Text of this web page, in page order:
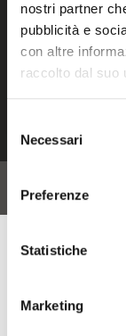
nostri partner
pubblicità e
con altre
raccolto dal suo
del
consenso
Necessari
Preferenze
Statistiche
Marketing